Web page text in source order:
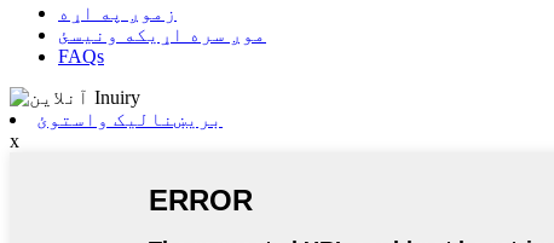
زموږ په اړه
موږ سره اړیکه ونیسئ
FAQs
بریښنالیک واستوئ
x